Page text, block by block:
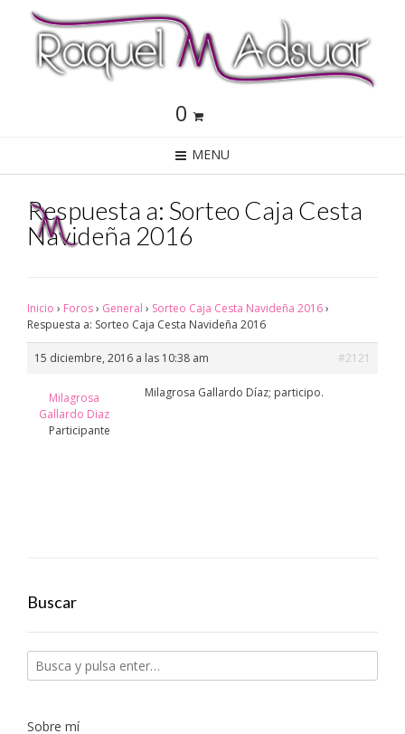
0
MENU
Respuesta a: Sorteo Caja Cesta
Navideña 2016
Inicio › Foros› General › Sorteo Caja Cesta Navideña 2016›
Respuesta a: Sorteo Caja Cesta Navideña 2016
15 diciembre, 2016 a las 10:38 am #2121
Milagrosa
Gallardo Diaz
Participante
Milagrosa Gallardo Díaz; participo.
Buscar
Sobre mí